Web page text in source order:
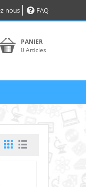
nous FAQ
PANIER
0 Articles